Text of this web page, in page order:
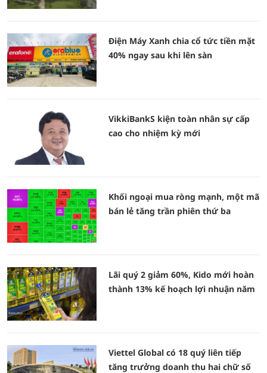
Điện Máy Xanh chia cổ tức tiền mặt
40% ngay sau khi lên sàn
VikkiBankS kiện toàn nhân sự cấp
cao cho nhiệm kỳ mới
Khối ngoại mua ròng mạnh, một mã
bán lẻ tăng trần phiên thứ ba
Lãi quý 2 giảm 60%, Kido mới hoàn
thành 13% kế hoạch lợi nhuận năm
Viettel Global có 18 quý liên tiếp
tăng trưởng doanh thu hai chữ số